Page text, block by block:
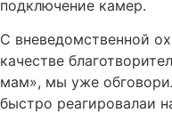
подключение камер.
С вневедомственной
качестве
мам», мы уже
быстро реагировалаи